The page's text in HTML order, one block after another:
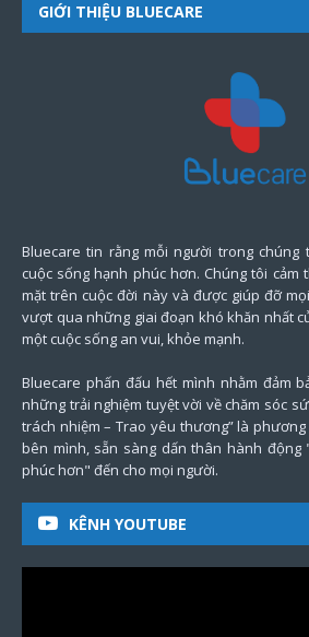
GIỚI THIỆU BLUECARE
Bluecare tin rằng mỗi người trong chúng
cuộc sống hạnh phúc hơn. Chúng tôi cảm
mặt trên cuộc đời này và được giúp đỡ
vượt qua những giai đoạn khó khăn nhất
một cuộc sống an vui, khỏe mạnh.
Bluecare phấn đấu hết mình nhằm đảm
những trải nghiệm tuyệt vời về chăm sóc
trách nhiệm – Trao yêu thương” là
bên mình, sẵn sàng dấn thân hành động
phúc hơn" đến cho mọi người.
KÊNH YOUTUBE